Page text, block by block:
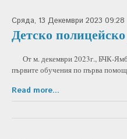
Сряда, 13 Декември 2023 09:28
Детско
От м. декември 2023г., БЧК-
първите обучения по първа
Read more...